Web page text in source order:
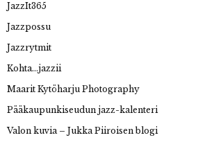
JazzIt365
Jazzpossu
Jazzrytmit
Kohta…jazzii
Maarit Kytöharju Photography
Pääkaupunkiseudun jazz-kalenteri
Valon kuvia – Jukka Piiroisen blogi